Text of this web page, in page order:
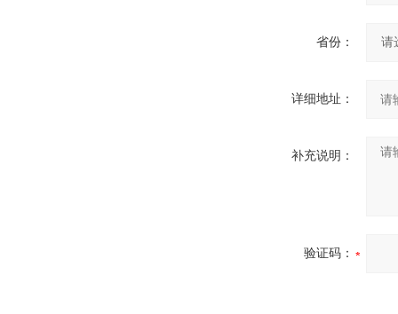
省份：
详细地址：
补充说明：
验证码：